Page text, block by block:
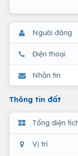
Người đăng
Điện thoại
Nhắn tin
Thông tin đất
Tổng diện
Vị trí